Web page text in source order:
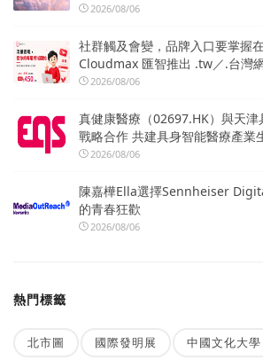
2026/08/06
社群觸及會變，品牌入口要掌握
Cloudmax 匯智推出 .tw／.台灣
2026/08/06
真健康醫療（02697.HK）與天
戰略合作 共建具身智能醫療產業
2026/08/06
陳嘉樺Ella選擇Sennheiser
的青春狂歡
2026/08/06
熱門標籤
北市圖 國際發明展 中國文化大學